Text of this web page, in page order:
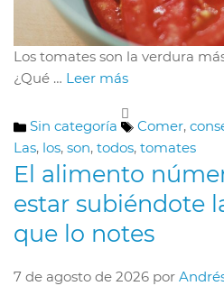
Los tomates son la verdura
¿Qué … Leer más
Sin categoría Comer,
Las, los, son, todos, tomates
El alimento
estar subiéndote
que lo notes
7 de agosto de 2026 por